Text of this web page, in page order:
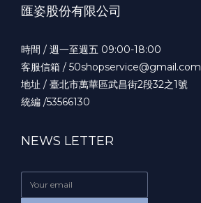
匯姿股份有限公司
時間 / 週一至週五 09:00-18:00
客服信箱 / 50shopservice@gmail.com
地址 / 臺北市萬華區武昌街2段32之1號
統編 /53566130
NEWS LETTER